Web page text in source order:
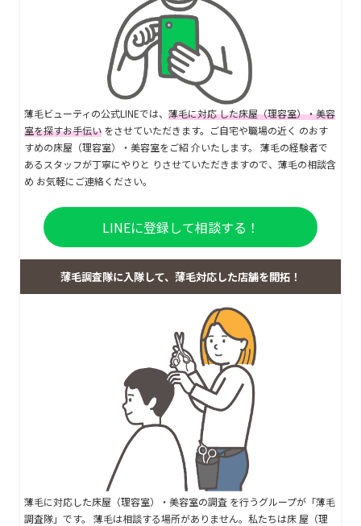
薄毛ビューティの公式LINEでは、 薄毛に対応 した床屋（理容室）・美容
室を探すお手伝い をさせていただきます。ご自宅や職場の近く のおす
すめの床屋（理容室）・美容室をご紹 介いたします。 薄毛の経験者で
あるスタッフが丁寧にやりと りさせていただきますので、薄毛の相談含
め お気軽にご連絡ください。
LINEに登録して相談する！
薄毛調査隊に入隊して、薄毛対応した店舗を開拓！
薄毛に対応した床屋（理容室）・美容室の調査 を行うグループが「薄毛
調査隊」です。 薄毛は相談する場所がありません。私たちは床 屋（理